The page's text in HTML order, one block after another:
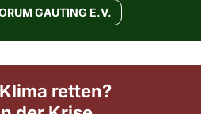
GAUTING E.V.
retten?